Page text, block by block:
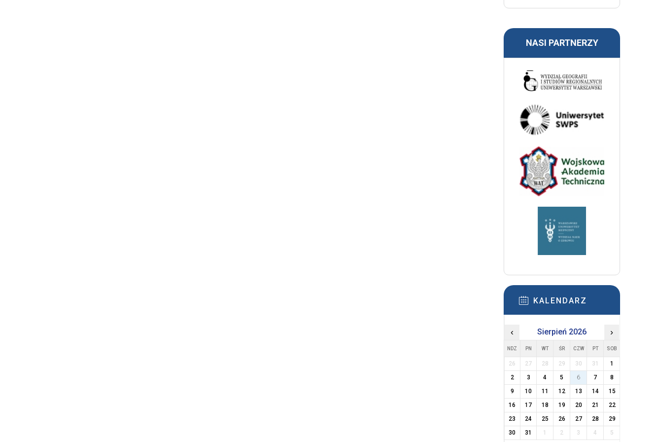
NASI PARTNERZY
KALENDARZ
‹ Sierpień 2026 ›
NDZ PN WT ŚR CZW PT SOB
26 27 28 29 30 31
1
2
3 4 5 6 7
8
9
10 11 12 13 14
15
16
17 18 19 20 21
22
23
24 25 26 27 28
29
30
31 1 2 3 4 5